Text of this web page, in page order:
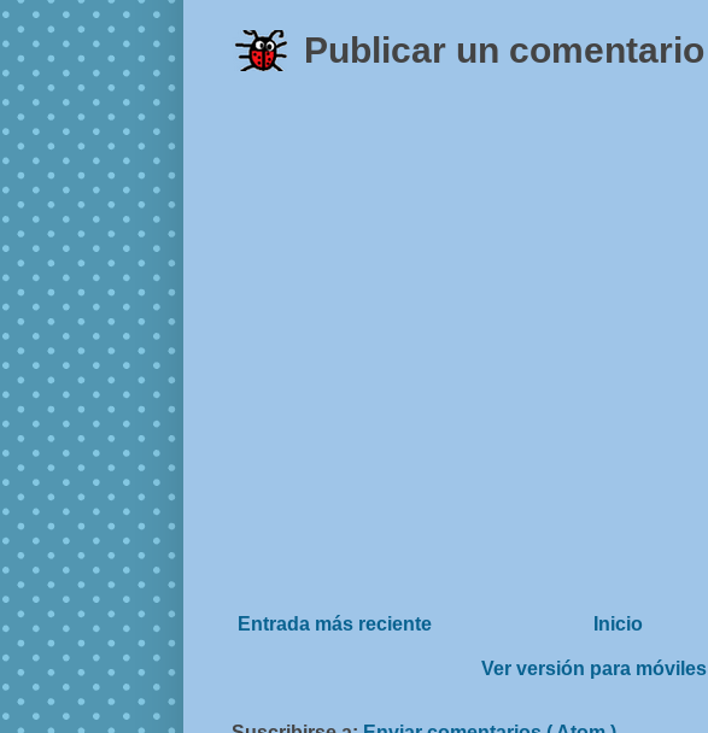
Publicar un comentario
Entrada más reciente Inicio
Ver versión para móviles